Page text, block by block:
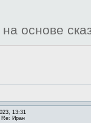
на основе
13:31
Re: Иран